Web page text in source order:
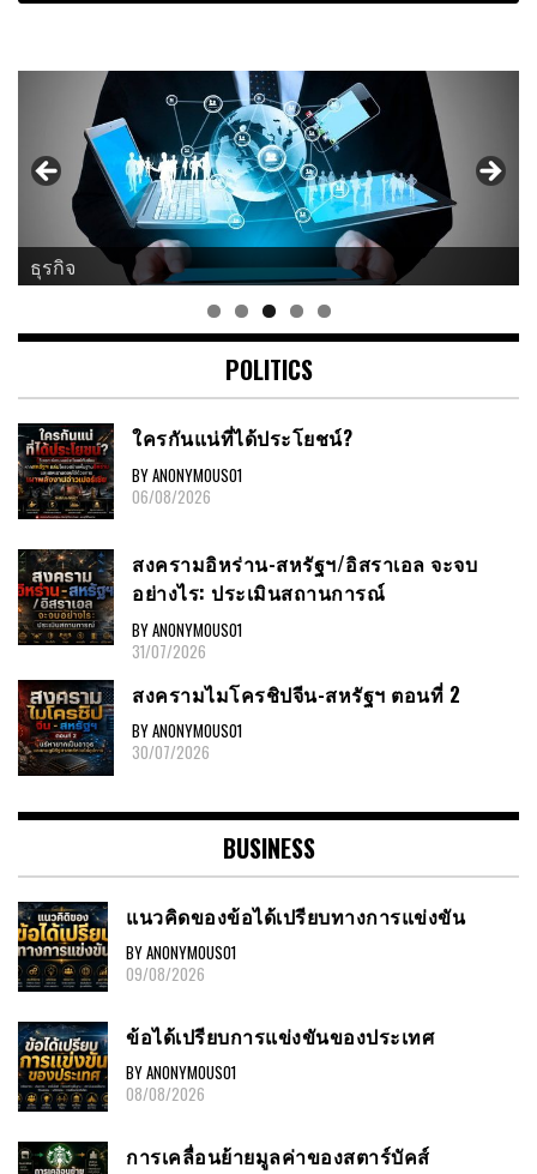
ธุรกิจ
POLITICS
ใครกันแน่ที่ได้ประโยชน์?
BY ANONYMOUS01
06/08/2026
สงครามอิหร่าน-สหรัฐฯ/อิสราเอล จะจบ
อย่างไร: ประเมินสถานการณ์
BY ANONYMOUS01
31/07/2026
สงครามไมโครชิปจีน-สหรัฐฯ ตอนที่ 2
BY ANONYMOUS01
30/07/2026
BUSINESS
แนวคิดของข้อได้เปรียบทางการแข่งขัน
BY ANONYMOUS01
09/08/2026
ข้อได้เปรียบการแข่งขันของประเทศ
BY ANONYMOUS01
08/08/2026
การเคลื่อนย้ายมูลค่าของสตาร์บัคส์